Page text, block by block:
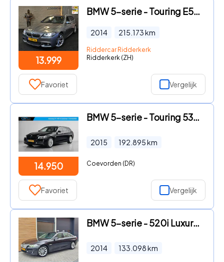
13.999
BMW 5-serie - Touring E528i Luxury Edition|GARANTIE|NAP|MPAKKET|LEER|SPORT
2014 215.173km
Riddercar Ridderkerk
Ridderkerk (ZH)
Favoriet Vergelijk
14.950
BMW 5-serie - Touring 530xd High Executive AUTOMAAT*CAMERA*LED*SPORTSTOEL
2015 192.895km
Coevorden (DR)
Favoriet Vergelijk
BMW 5-serie - 520i Luxury Edition Comfortstoelen Trekhaak Leer
2014 133.098km